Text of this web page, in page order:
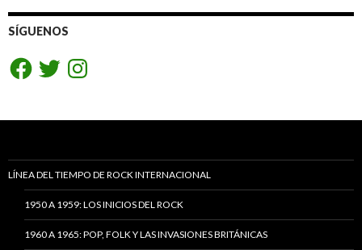
SÍGUENOS
FacebookTwitterInstagram
LÍNEA DEL TIEMPO DE ROCK INTERNACIONAL
1950 A 1959: LOS INICIOS DEL ROCK
1960 A 1965: POP, FOLK Y LAS INVASIONES BRITÁNICAS